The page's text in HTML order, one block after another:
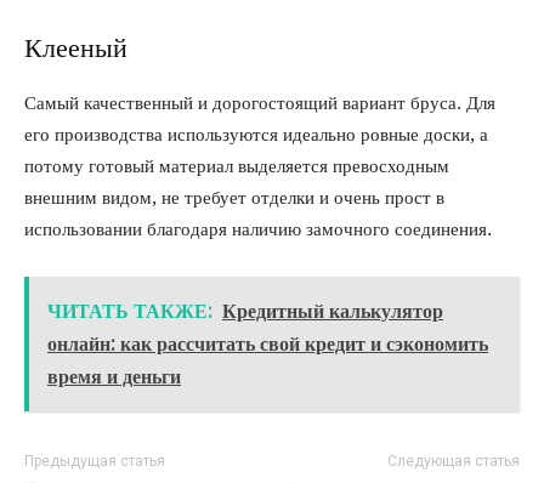
Клееный
Самый качественный и дорогостоящий вариант бруса. Для
его производства используются идеально ровные доски, а
потому готовый материал выделяется превосходным
внешним видом, не требует отделки и очень прост в
использовании благодаря наличию замочного соединения.
ЧИТАТЬ ТАКЖЕ: Кредитный калькулятор
онлайн: как рассчитать свой кредит и сэкономить
время и деньги
Предыдущая статья Следующая статья